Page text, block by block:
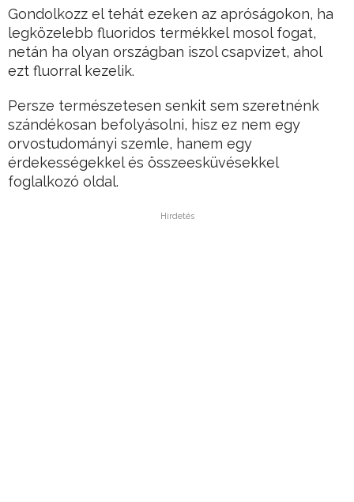
Gondolkozz el tehát ezeken az apróságokon, ha
legközelebb fluoridos termékkel mosol fogat,
netán ha olyan országban iszol csapvizet, ahol
ezt fluorral kezelik.
Persze természetesen senkit sem szeretnénk
szándékosan befolyásolni, hisz ez nem egy
orvostudományi szemle, hanem egy
érdekességekkel és összeesküvésekkel
foglalkozó oldal.
Hirdetés